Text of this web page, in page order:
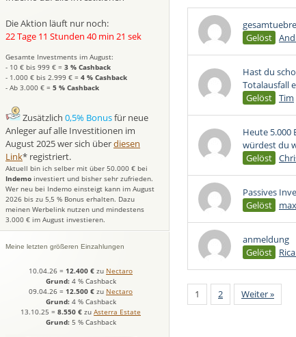
Gelöst
Hast du
Totalausfall
Gelöst Tim
Heute 5.000
würdest du
Gelöst
Passives
Gelöst
anmeldung
Gelöst
1 2 Weiter »
Die Aktion läuft nur noch:
22 Tage 11 Stunden 40 min 20 sek
Gesamte Investments im August:
- 10 € bis 999 € = 3 % Cashback
- 1.000 € bis 2.999 € = 4 % Cashback
- Ab 3.000 € = 5 % Cashback
Zusätzlich 0,5% Bonusfür neue
Anleger auf alle Investitionen im
August 2025 wer sich überdiesen
Link* registriert.
Aktuell bin ich selber mit über 50.000 € bei
Indemo investiert und bisher sehr zufrieden.
Wer neu bei Indemo einsteigt kann im August
2026 bis zu 5,5 % Bonus erhalten. Dazu
meinen Werbelink nutzen und mindestens
3.000 € im August investieren.
Meine letzten größeren Einzahlungen
10.04.26 = 12.400 € zu Nectaro
Grund: 4 % Cashback
09.04.26 = 12.500 € zu Nectaro
Grund: 4 % Cashback
13.10.25 = 8.550 € zu Asterra Estate
Grund: 5 % Cashback